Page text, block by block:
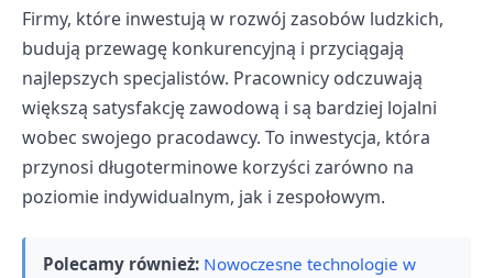
Firmy, które inwestują w rozwój zasobów ludzkich,
budują przewagę konkurencyjną i przyciągają
najlepszych specjalistów. Pracownicy odczuwają
większą satysfakcję zawodową i są bardziej lojalni
wobec swojego pracodawcy. To inwestycja, która
przynosi długoterminowe korzyści zarówno na
poziomie indywidualnym, jak i zespołowym.
Polecamy również: Nowoczesne technologie w